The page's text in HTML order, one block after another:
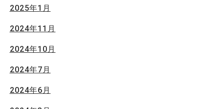
2025年1月
2024年11月
2024年10月
2024年7月
2024年6月